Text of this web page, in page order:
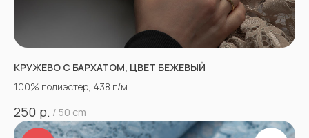
КРУЖЕВО С БАРХАТОМ, ЦВЕТ БЕЖЕВЫЙ
100% полиэстер, 438 г/м
250 р. / 50 cm